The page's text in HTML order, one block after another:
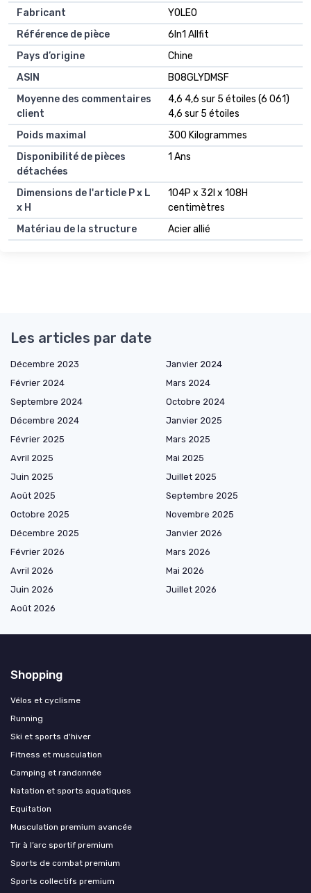
Fabricant
YOLEO
Référence de pièce
6In1 Allfit
Pays d’origine
Chine
ASIN
B08GLYDMSF
Moyenne des commentaires
client
4,6 4,6 sur 5 étoiles (6 061)
4,6 sur 5 étoiles
Poids maximal
300 Kilogrammes
Disponibilité de pièces
détachées
1 Ans
Dimensions de l'article P x L
x H
104P x 32l x 108H
centimètres
Matériau de la structure
Acier allié
Les articles par date
Décembre 2023
Janvier 2024
Février 2024
Mars 2024
Septembre 2024
Octobre 2024
Décembre 2024
Janvier 2025
Février 2025
Mars 2025
Avril 2025
Mai 2025
Juin 2025
Juillet 2025
Août 2025
Septembre 2025
Octobre 2025
Novembre 2025
Décembre 2025
Janvier 2026
Février 2026
Mars 2026
Avril 2026
Mai 2026
Juin 2026
Juillet 2026
Août 2026
Shopping
Vélos et cyclisme
Running
Ski et sports d'hiver
Fitness et musculation
Camping et randonnée
Natation et sports aquatiques
Equitation
Musculation premium avancée
Tir à l’arc sportif premium
Sports de combat premium
Sports collectifs premium